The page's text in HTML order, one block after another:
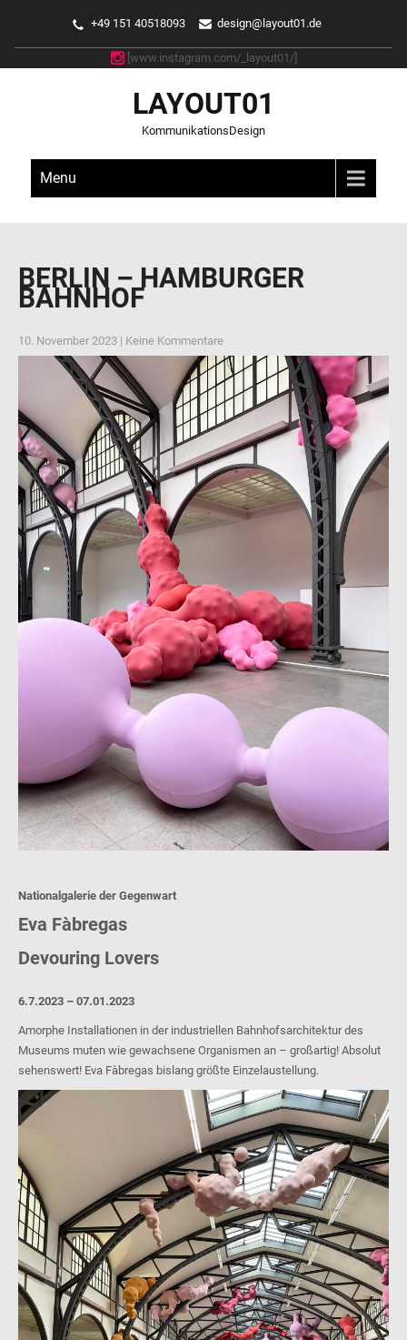
+49 151 40518093 design@layout01.de
[www.instagram.com/_layout01/]
LAYOUT01
KommunikationsDesign
Menu
BERLIN – HAMBURGER
BAHNHOF
10. November 2023 | Keine Kommentare
Nationalgalerie der Gegenwart
Eva Fàbregas
Devouring Lovers
6.7.2023 – 07.01.2023
Amorphe Installationen in der industriellen Bahnhofsarchitektur des
Museums muten wie gewachsene Organismen an – großartig! Absolut
sehenswert! Eva Fàbregas bislang größte Einzelaustellung.